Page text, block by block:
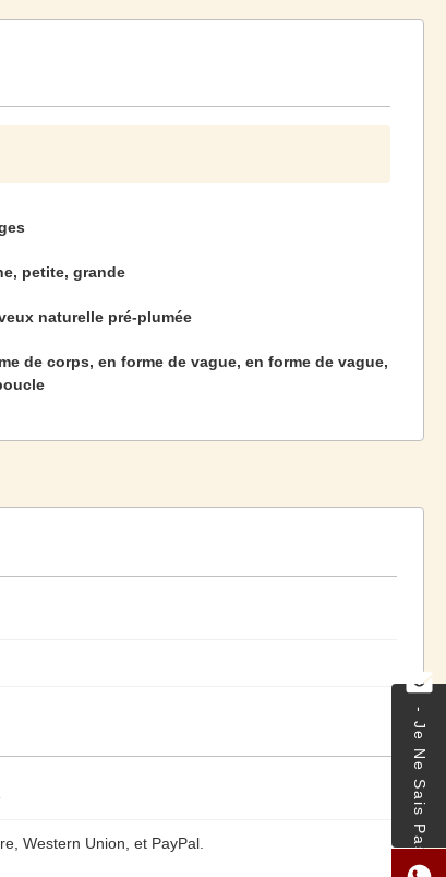
- Je Ne Sais Pas.
petite, grande
naturelle pré-plumée
de corps, en forme de vague, en forme de vague,
Western Union, et PayPal.